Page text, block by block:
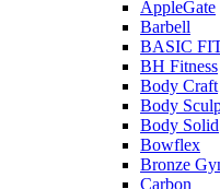
AppleGate
Barbell
BASIC
BH Fitness
Body Craft
Body
Body Solid
Bowflex
Bronze
Carbon